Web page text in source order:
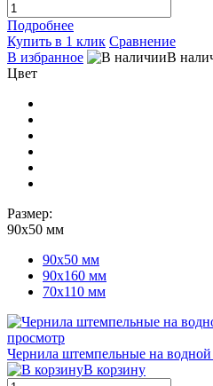
Подробнее
Купить в 1 клик Сравнение
В избранное
В
Цвет
Размер:
90х50 мм
90х50 мм
90х160 мм
70х110 мм
просмотр
Чернила штемпельные на
В корзину